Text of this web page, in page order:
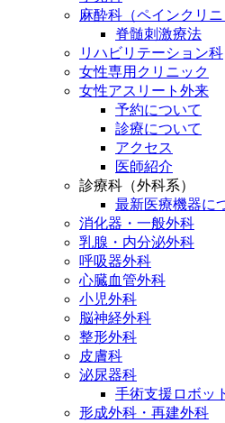
麻酔科（ペインクリニ
脊髄刺激療法
リハビリテーション科
女性専用クリニック
女性アスリート外来
予約について
診療について
アクセス
医師紹介
診療科（外科系）
最新医療機器に
消化器・一般外科
乳腺・内分泌外科
呼吸器外科
心臓血管外科
小児外科
脳神経外科
整形外科
皮膚科
泌尿器科
手術支援ロボッ
形成外科・再建外科